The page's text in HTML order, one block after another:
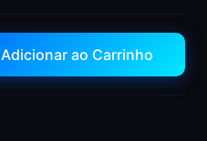
Adicionar ao Carrinho